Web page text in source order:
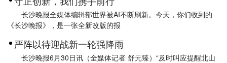
长沙晚报全媒体编辑部世界被AI不断刷新。今天，你们收到的
《长沙晚报》，是一张全新改版的报
严阵以待迎战新一轮强降雨
长沙晚报6月30日讯（全媒体记者 舒元臻）“及时叫应提醒北山